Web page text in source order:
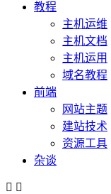
教程
主机运维
主机文档
主机运用
域名教程
前端
网站主题
建站技术
资源工具
杂谈
 